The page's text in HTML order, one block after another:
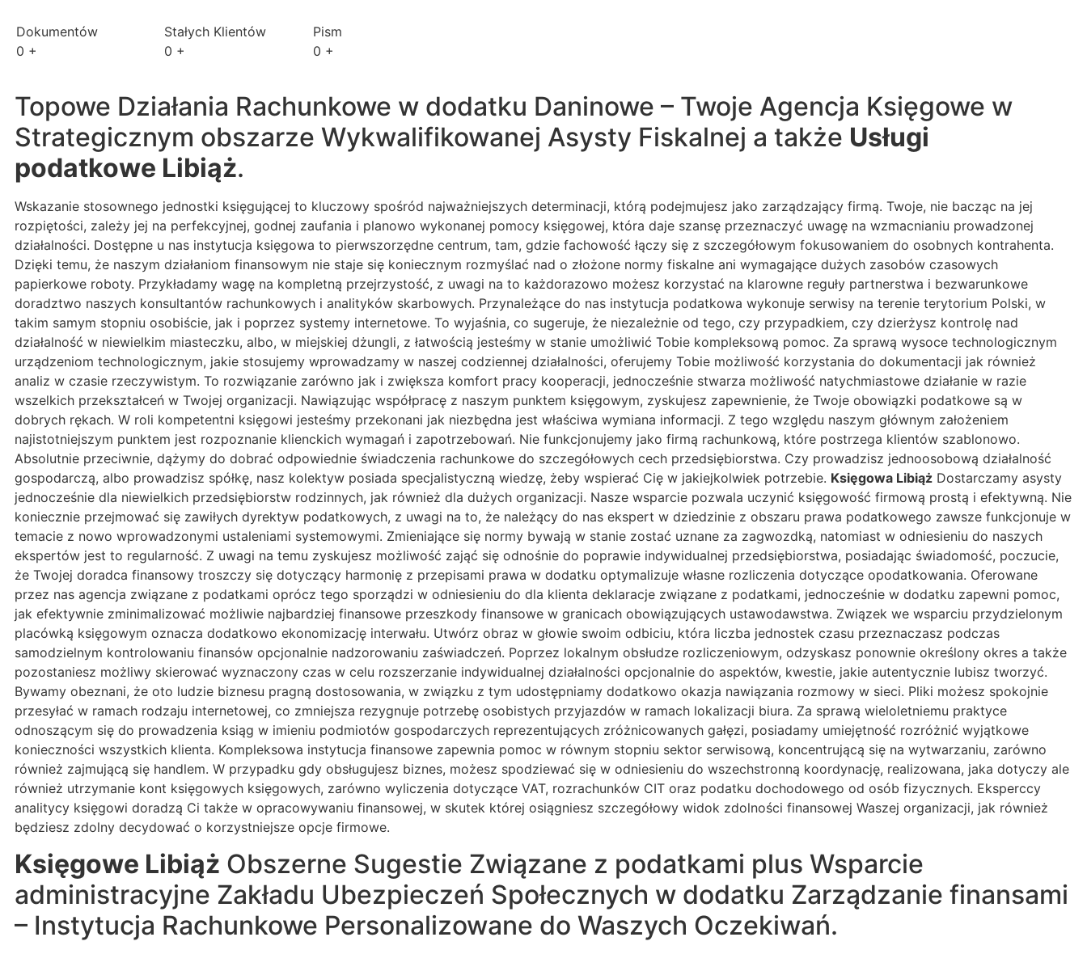
Dokumentów
0 +
Stałych Klientów
0 +
Pism
0 +
Topowe Działania Rachunkowe w dodatku Daninowe – Twoje Agencja Księgowe w
Strategicznym obszarze Wykwalifikowanej Asysty Fiskalnej a także Usługi
podatkowe Libiąż.
Wskazanie stosownego jednostki księgującej to kluczowy spośród najważniejszych determinacji, którą podejmujesz jako zarządzający firmą. Twoje, nie bacząc na jej
rozpiętości, zależy jej na perfekcyjnej, godnej zaufania i planowo wykonanej pomocy księgowej, która daje szansę przeznaczyć uwagę na wzmacnianiu prowadzonej
działalności. Dostępne u nas instytucja księgowa to pierwszorzędne centrum, tam, gdzie fachowość łączy się z szczegółowym fokusowaniem do osobnych kontrahenta.
Dzięki temu, że naszym działaniom finansowym nie staje się koniecznym rozmyślać nad o złożone normy fiskalne ani wymagające dużych zasobów czasowych
papierkowe roboty. Przykładamy wagę na kompletną przejrzystość, z uwagi na to każdorazowo możesz korzystać na klarowne reguły partnerstwa i bezwarunkowe
doradztwo naszych konsultantów rachunkowych i analityków skarbowych. Przynależące do nas instytucja podatkowa wykonuje serwisy na terenie terytorium Polski, w
takim samym stopniu osobiście, jak i poprzez systemy internetowe. To wyjaśnia, co sugeruje, że niezależnie od tego, czy przypadkiem, czy dzierżysz kontrolę nad
działalność w niewielkim miasteczku, albo, w miejskiej dżungli, z łatwością jesteśmy w stanie umożliwić Tobie kompleksową pomoc. Za sprawą wysoce technologicznym
urządzeniom technologicznym, jakie stosujemy wprowadzamy w naszej codziennej działalności, oferujemy Tobie możliwość korzystania do dokumentacji jak również
analiz w czasie rzeczywistym. To rozwiązanie zarówno jak i zwiększa komfort pracy kooperacji, jednocześnie stwarza możliwość natychmiastowe działanie w razie
wszelkich przekształceń w Twojej organizacji. Nawiązując współpracę z naszym punktem księgowym, zyskujesz zapewnienie, że Twoje obowiązki podatkowe są w
dobrych rękach. W roli kompetentni księgowi jesteśmy przekonani jak niezbędna jest właściwa wymiana informacji. Z tego względu naszym głównym założeniem
najistotniejszym punktem jest rozpoznanie klienckich wymagań i zapotrzebowań. Nie funkcjonujemy jako firmą rachunkową, które postrzega klientów szablonowo.
Absolutnie przeciwnie, dążymy do dobrać odpowiednie świadczenia rachunkowe do szczegółowych cech przedsiębiorstwa. Czy prowadzisz jednoosobową działalność
gospodarczą, albo prowadzisz spółkę, nasz kolektyw posiada specjalistyczną wiedzę, żeby wspierać Cię w jakiejkolwiek potrzebie. Księgowa Libiąż Dostarczamy asysty
jednocześnie dla niewielkich przedsiębiorstw rodzinnych, jak również dla dużych organizacji. Nasze wsparcie pozwala uczynić księgowość firmową prostą i efektywną. Nie
koniecznie przejmować się zawiłych dyrektyw podatkowych, z uwagi na to, że należący do nas ekspert w dziedzinie z obszaru prawa podatkowego zawsze funkcjonuje w
temacie z nowo wprowadzonymi ustaleniami systemowymi. Zmieniające się normy bywają w stanie zostać uznane za zagwozdką, natomiast w odniesieniu do naszych
ekspertów jest to regularność. Z uwagi na temu zyskujesz możliwość zająć się odnośnie do poprawie indywidualnej przedsiębiorstwa, posiadając świadomość, poczucie,
że Twojej doradca finansowy troszczy się dotyczący harmonię z przepisami prawa w dodatku optymalizuje własne rozliczenia dotyczące opodatkowania. Oferowane
przez nas agencja związane z podatkami oprócz tego sporządzi w odniesieniu do dla klienta deklaracje związane z podatkami, jednocześnie w dodatku zapewni pomoc,
jak efektywnie zminimalizować możliwie najbardziej finansowe przeszkody finansowe w granicach obowiązujących ustawodawstwa. Związek we wsparciu przydzielonym
placówką księgowym oznacza dodatkowo ekonomizację interwału. Utwórz obraz w głowie swoim odbiciu, która liczba jednostek czasu przeznaczasz podczas
samodzielnym kontrolowaniu finansów opcjonalnie nadzorowaniu zaświadczeń. Poprzez lokalnym obsłudze rozliczeniowym, odzyskasz ponownie określony okres a także
pozostaniesz możliwy skierować wyznaczony czas w celu rozszerzanie indywidualnej działalności opcjonalnie do aspektów, kwestie, jakie autentycznie lubisz tworzyć.
Bywamy obeznani, że oto ludzie biznesu pragną dostosowania, w związku z tym udostępniamy dodatkowo okazja nawiązania rozmowy w sieci. Pliki możesz spokojnie
przesyłać w ramach rodzaju internetowej, co zmniejsza rezygnuje potrzebę osobistych przyjazdów w ramach lokalizacji biura. Za sprawą wieloletniemu praktyce
odnoszącym się do prowadzenia ksiąg w imieniu podmiotów gospodarczych reprezentujących zróżnicowanych gałęzi, posiadamy umiejętność rozróżnić wyjątkowe
konieczności wszystkich klienta. Kompleksowa instytucja finansowe zapewnia pomoc w równym stopniu sektor serwisową, koncentrującą się na wytwarzaniu, zarówno
również zajmującą się handlem. W przypadku gdy obsługujesz biznes, możesz spodziewać się w odniesieniu do wszechstronną koordynację, realizowana, jaka dotyczy ale
również utrzymanie kont księgowych księgowych, zarówno wyliczenia dotyczące VAT, rozrachunków CIT oraz podatku dochodowego od osób fizycznych. Eksperccy
analitycy księgowi doradzą Ci także w opracowywaniu finansowej, w skutek której osiągniesz szczegółowy widok zdolności finansowej Waszej organizacji, jak również
będziesz zdolny decydować o korzystniejsze opcje firmowe.
Księgowe Libiąż Obszerne Sugestie Związane z podatkami plus Wsparcie
administracyjne Zakładu Ubezpieczeń Społecznych w dodatku Zarządzanie finansami
– Instytucja Rachunkowe Personalizowane do Waszych Oczekiwań.